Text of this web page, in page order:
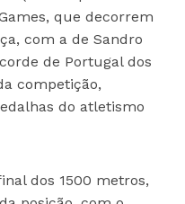
que decorrem
com a de Sandro
de Portugal dos
competição,
do atletismo
dos 1500 metros,